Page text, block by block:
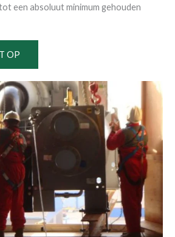
een absoluut minimum gehouden
OP